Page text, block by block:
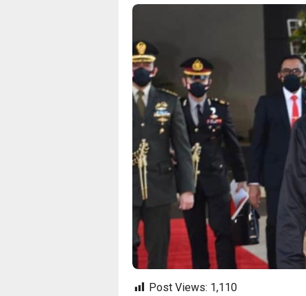
Post Views: 1,110